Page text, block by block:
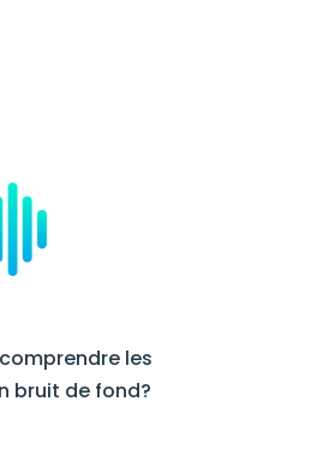
les
bruit de fond?